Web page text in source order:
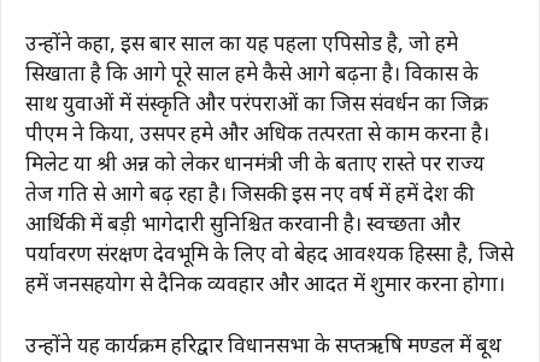
उन्होंने कहा, इस बार साल का यह पहला एपिसोड है, जो हमे
सिखाता है कि आगे पूरे साल हमे कैसे आगे बढ़ना है। विकास के
साथ युवाओं में संस्कृति और परंपराओं का जिस संवर्धन का जिक्र
पीएम ने किया, उसपर हमे और अधिक तत्परता से काम करना है।
मिलेट या श्री अन्न को लेकर प्रधानमंत्री जी के बताए रास्ते पर राज्य
तेज गति से आगे बढ़ रहा है। जिसकी इस नए वर्ष में हमें प्रदेश की
आर्थिकी में बड़ी भागेदारी सुनिश्चित करवानी है। स्वच्छता और
पर्यावरण संरक्षण देवभूमि के लिए वो बेहद आवश्यक हिस्सा है, जिसे
हमें जनसहयोग से दैनिक व्यवहार और आदत में शुमार करना होगा।
उन्होंने यह कार्यक्रम हरिद्वार विधानसभा के सप्तऋषि मण्डल में बूथ